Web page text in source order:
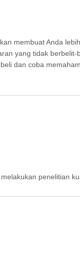
membuat Anda
yang tidak
dan coba
penelitian